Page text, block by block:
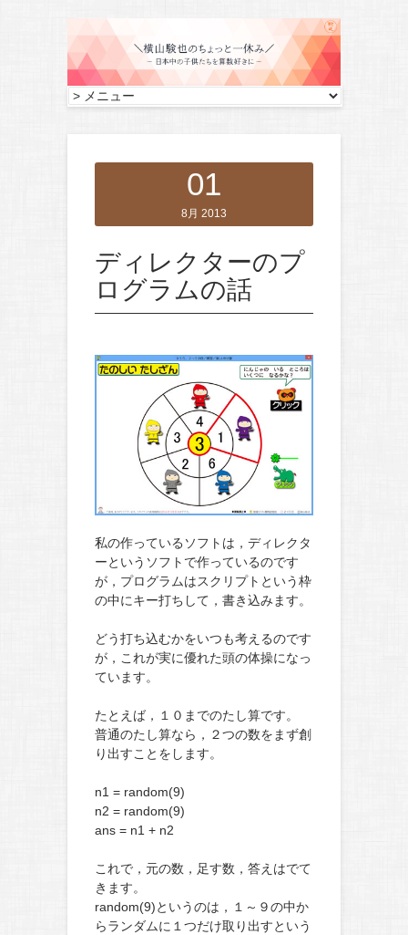
01
8月 2013
ディレクターのプ
ログラムの話
私の作っているソフトは，ディレクタ
ーというソフトで作っているのです
が，プログラムはスクリプトという枠
の中にキー打ちして，書き込みます。
どう打ち込むかをいつも考えるのです
が，これが実に優れた頭の体操になっ
ています。
たとえば，１０までのたし算です。
普通のたし算なら，２つの数をまず創
り出すことをします。
n1 = random(9)
n2 = random(9)
ans = n1 + n2
これで，元の数，足す数，答えはでて
きます。
random(9)というのは，１～９の中か
らランダムに１つだけ取り出すという